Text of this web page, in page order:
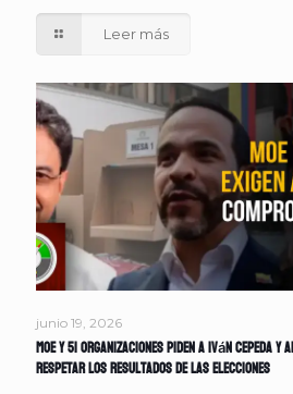
Leer más
junio 19, 2026
MOE y 51 organizaciones piden a Iván Cepeda
respetar los resultados de las elecciones